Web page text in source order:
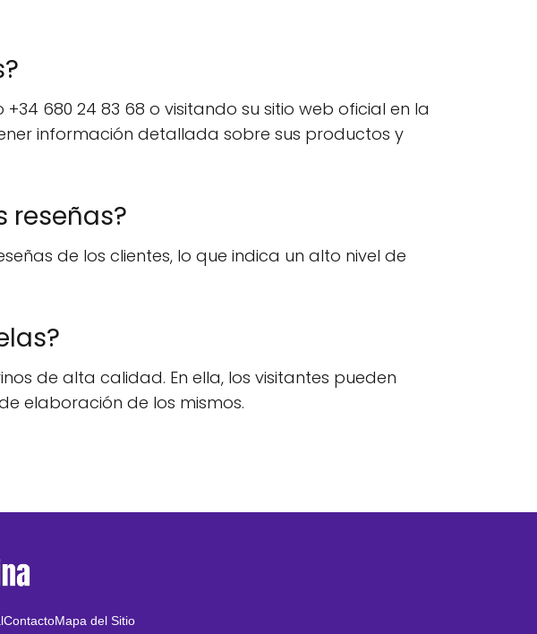
680 24 83 68 o visitando su sitio web oficial en la
información detallada sobre sus productos y
reseñas?
de los clientes, lo que indica un alto nivel de
de alta calidad. En ella, los visitantes pueden
elaboración de los mismos.
ContactoMapa del Sitio